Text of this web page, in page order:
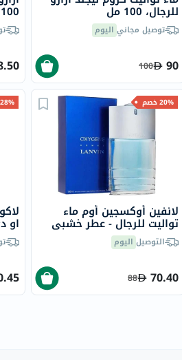
للرجال، 100 مل
توصيل مجاني اليوم
90
100
100 مل
20% خصم
لانفين أوكسجين أوم ماء
تواليت للرجال - عطر خشبي
منعش 100 مل
التوصيل اليوم
70.40
88
28% خصم
او